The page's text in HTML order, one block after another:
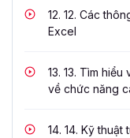
12. 12. Các
Excel
13. 13. Tìm hiểu
về chức năng
14. 14. Kỹ thuật